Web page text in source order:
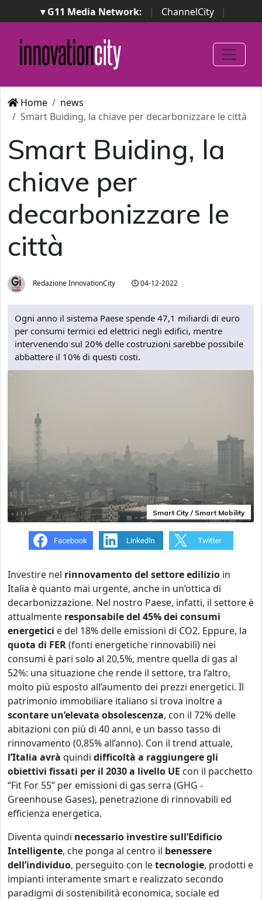
▾ G11 Media Network: | ChannelCity
|
ImpresaCity | SecurityOpenLab | Italian Channel
Awards
Italian Project Awards
Italian Security
Awards
Home
news
Smart Buiding, la chiave per decarbonizzare le città
Smart Buiding, la
chiave per
decarbonizzare le
città
Redazione InnovationCity 04-12-2022
Ogni anno il sistema Paese spende 47,1 miliardi di euro
per consumi termici ed elettrici negli edifici, mentre
intervenendo sul 20% delle costruzioni sarebbe possibile
abbattere il 10% di questi costi.
Smart City / Smart Mobility
Investire nel rinnovamento del settore edilizio in
Italia è quanto mai urgente, anche in un’ottica di
decarbonizzazione. Nel nostro Paese, infatti, il settore è
attualmente responsabile del 45% dei consumi
energetici e del 18% delle emissioni di CO2. Eppure, la
quota di FER(fonti energetiche rinnovabili) nei
consumi è pari solo al 20,5%, mentre quella di gas al
52%: una situazione che rende il settore, tra l’altro,
molto più esposto all’aumento dei prezzi energetici. Il
patrimonio immobiliare italiano si trova inoltre a
scontare un’elevata obsolescenza, con il 72% delle
abitazioni con più di 40 anni, e un basso tasso di
rinnovamento (0,85% all’anno). Con il trend attuale,
l’Italia avrà quindi difficoltà a raggiungere gli
obiettivi fissati per il 2030 a livello UE con il pacchetto
“Fit For 55” per emissioni di gas serra (GHG -
Greenhouse Gases), penetrazione di rinnovabili ed
efficienza energetica.
Diventa quindi necessario investire sull’Edificio
Intelligente, che ponga al centro il benessere
dell’individuo, perseguito con letecnologie, prodotti e
impianti interamente smart e realizzato secondo
paradigmi di sostenibilità economica, sociale ed